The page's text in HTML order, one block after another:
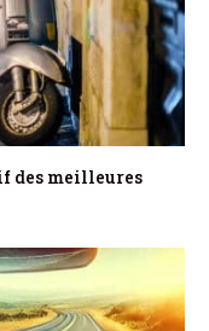
des meilleures